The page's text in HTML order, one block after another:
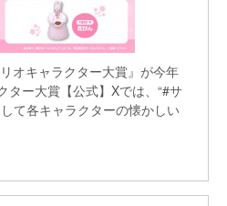
オキャラクター大賞』が今年
ター大賞【公式】Xでは、“#サ
て各キャラクターの懐かしい